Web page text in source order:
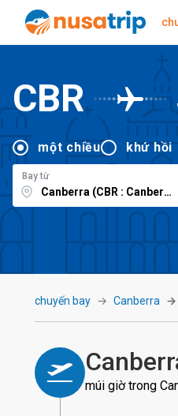
CBR
một chiều khứ hồi
Bay từ
chuyến bay Canberra
múi giờ trong